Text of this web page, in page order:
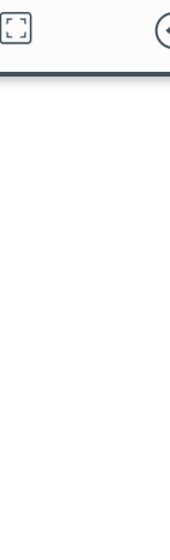
kvinder 1899